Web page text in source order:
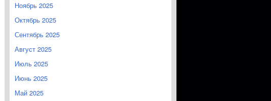
Ноябрь 2025
Октябрь 2025
Сентябрь 2025
Август 2025
Июль 2025
Июнь 2025
Май 2025